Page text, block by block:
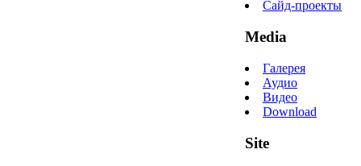
Сайд-проекты
Media
Галерея
Аудио
Видео
Download
Site